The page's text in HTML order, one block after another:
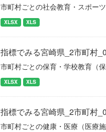
市町村ごとの社会教育・スポー
XLSX XLS
指標でみる宮崎県_2市町村
市町村ごとの保育・学校教育（
XLSX XLS
指標でみる宮崎県_2市町村
市町村ごとの健康・医療（医療